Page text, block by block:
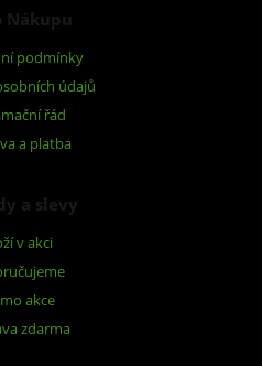
Nákupu
podmínky
údajů
řád
a platba
a slevy
v akci
akce
zdarma